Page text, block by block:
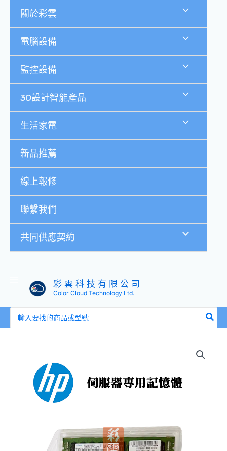
關於彩雲
電腦設備
監控設備
3D設計智能產品
生活家電
新品推薦
線上報修
聯繫我們
共同供應契約
彩 雲 科 技 有 限 公 司
Color Cloud Technology Ltd.
尋：
2666MHz